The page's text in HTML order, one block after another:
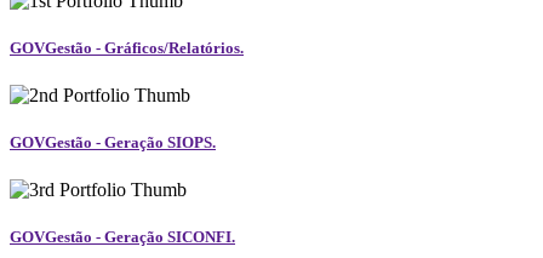
GOVGestão - Gráficos/Relatórios.
GOVGestão - Geração SIOPS.
GOVGestão - Geração SICONFI.